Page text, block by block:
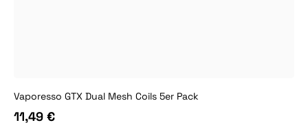
Vaporesso GTX Dual Mesh Coils 5er Pack
11,49 €